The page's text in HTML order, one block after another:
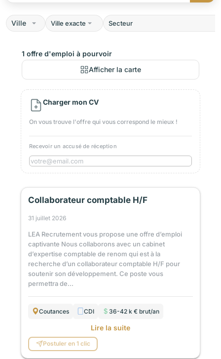
Ville
1 offre d'emploi à pourvoir
Afficher la carte
Collaborateur comptable H/F
31 juillet 2026
LEA Recrutement vous propose une offre d’emploi
captivante Nous collaborons avec un cabinet
d’expertise comptable de renom qui est à la
recherche d’un collaborateur comptable H/F pour
soutenir son développement. Ce poste vous
permettra de...
Coutances CDI 36-42 k € brut/an
Lire la suite
Postuler en 1 clic
Charger mon CV
On vous trouve l'offre qui vous correspond le mieux !
Recevoir un accusé de réception